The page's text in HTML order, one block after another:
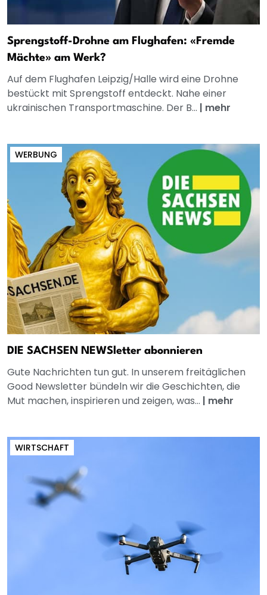
Sprengstoff-Drohne am Flughafen: «Fremde
Mächte» am Werk?
Auf dem Flughafen Leipzig/Halle wird eine Drohne
bestückt mit Sprengstoff entdeckt. Nahe einer
ukrainischen Transportmaschine. Der B... | mehr
WERBUNG
DIE SACHSEN NEWSletter abonnieren
Gute Nachrichten tun gut. In unserem freitäglichen
Good Newsletter bündeln wir die Geschichten, die
Mut machen, inspirieren und zeigen, was... | mehr
WIRTSCHAFT